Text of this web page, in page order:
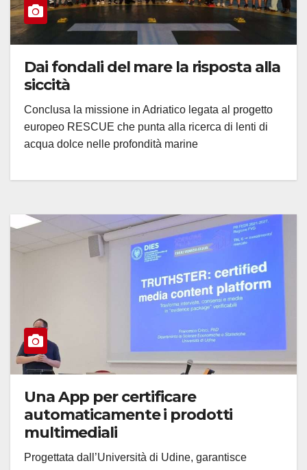
Dai fondali del mare la risposta alla
siccità
Conclusa la missione in Adriatico legata al progetto
europeo RESCUE che punta alla ricerca di lenti di
acqua dolce nelle profondità marine
Una App per certificare
automaticamente i prodotti
multimediali
Progettata dall’Università di Udine, garantisce